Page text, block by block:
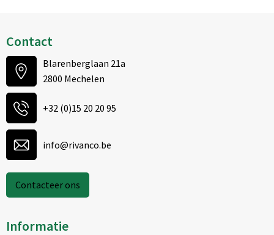
Contact
Blarenberglaan 21a
2800 Mechelen
+32 (0)15 20 20 95
info@rivanco.be
Contacteer ons
Informatie